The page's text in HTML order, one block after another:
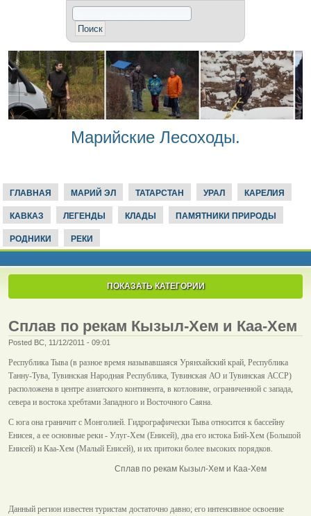
Марийские Лесоходы.
ГЛАВНАЯ МАРИЙ ЭЛ ТАТАРСТАН УРАЛ КАРЕЛИЯ
КАВКАЗ ЛЕГЕНДЫ КЛАДЫ ПАМЯТНИКИ ПРИРОДЫ
РОДНИКИ РЕКИ
ПОКАЗАТЬ КАТЕГОРИИ
Сплав по рекам Кызыл-Хем и Каа-Хем
Posted ВС, 11/12/2011 - 09:01
Республика Тыва (в разное время называвшаяся Урянхайский край, Республика
Танну-Тува, Тувинская Народная Республика, Тувинская АО и Тувинская АССР)
расположена в центре азиатского континента, в котловине, ограниченной с запада,
севера и востока хребтами Западного и Восточного Саяна.
С юга она граничит с Монголией. Гидрографически Тыва относится к бассейну
Енисея, а ее основные реки - Улуг-Хем (Енисей), два его истока Бий-Хем (Большой
Енисей) и Каа-Хем (Малый Енисей), и их притоки более высоких порядков.
Сплав по рекам Кызыл-Хем и Каа-Хем
Данный регион известен туристам достаточно давно; его интенсивное освоение